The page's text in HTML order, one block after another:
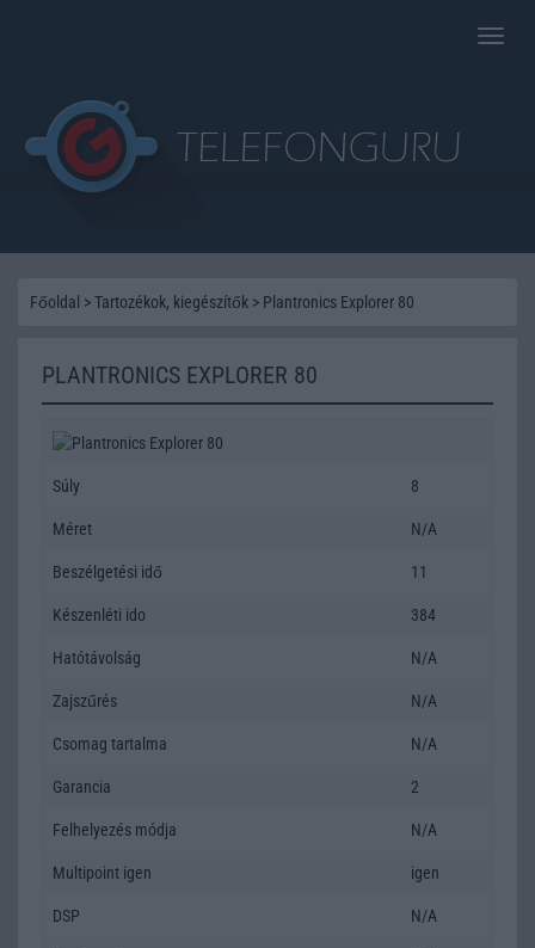
Toggle
Főoldal >Tartozékok, kiegészítők > Plantronics Explorer 80
PLANTRONICS EXPLORER 80
Súly 8
Méret N/A
Beszélgetési idő 11
Készenléti ido 384
Hatótávolság N/A
Zajszűrés N/A
Csomag tartalma N/A
Garancia 2
Felhelyezés módja N/A
Multipoint igen igen
DSP N/A